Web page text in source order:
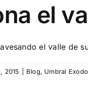
el
el valle de
2015 Blog, Umbral Exodo